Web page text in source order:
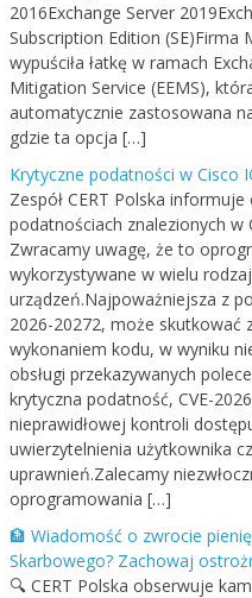
2016Exchange Server
Subscription Edition (SE)Firma
wypuściła łatkę w ramach
Mitigation Service (EEMS),
automatycznie zastosowana
gdzie ta opcja […]
Krytyczne podatności w Cisco
Zespół CERT Polska
podatnościach znalezionych w
Zwracamy uwagę, że to
wykorzystywane w wielu
urządzeń.Najpoważniejsza z
2026-20272, może skutkować
wykonaniem kodu, w wyniku
obsługi przekazywanych
krytyczna podatność, CVE-
nieprawidłowej kontroli
uwierzytelnienia użytkownika
uprawnień.Zalecamy
oprogramowania […]
🏦 Wiadomość o zwrocie
Skarbowego? Zachowaj
🔍 CERT Polska obserwuje